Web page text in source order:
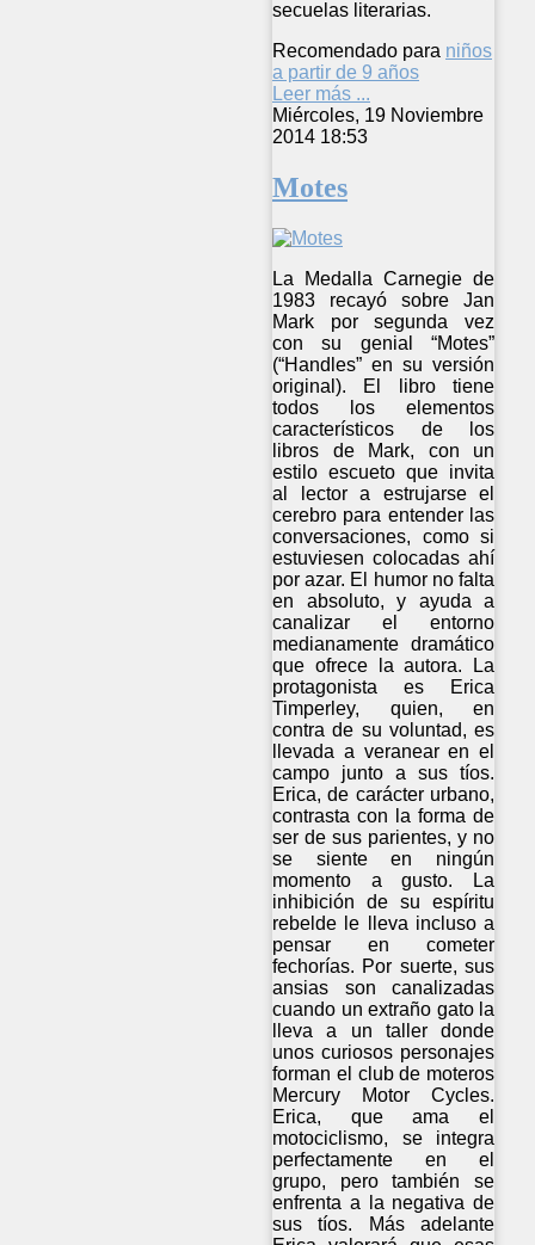
secuelas literarias.
Recomendado para niños
a partir de 9 años
Leer más ...
Miércoles, 19 Noviembre
2014 18:53
Motes
La Medalla Carnegie de
1983 recayó sobre Jan
Mark por segunda vez
con su genial “Motes”
(“Handles” en su versión
original). El libro tiene
todos los elementos
característicos de los
libros de Mark, con un
estilo escueto que invita
al lector a estrujarse el
cerebro para entender las
conversaciones, como si
estuviesen colocadas ahí
por azar. El humor no falta
en absoluto, y ayuda a
canalizar el entorno
medianamente dramático
que ofrece la autora. La
protagonista es Erica
Timperley, quien, en
contra de su voluntad, es
llevada a veranear en el
campo junto a sus tíos.
Erica, de carácter urbano,
contrasta con la forma de
ser de sus parientes, y no
se siente en ningún
momento a gusto. La
inhibición de su espíritu
rebelde le lleva incluso a
pensar en cometer
fechorías. Por suerte, sus
ansias son canalizadas
cuando un extraño gato la
lleva a un taller donde
unos curiosos personajes
forman el club de moteros
Mercury Motor Cycles.
Erica, que ama el
motociclismo, se integra
perfectamente en el
grupo, pero también se
enfrenta a la negativa de
sus tíos. Más adelante